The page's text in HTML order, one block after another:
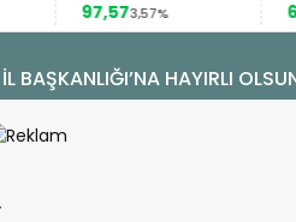
34 YILLIK TAPU SORUNU